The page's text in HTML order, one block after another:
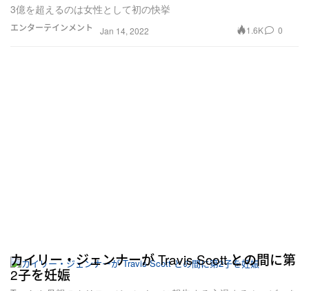
エンターテインメント
3億を超えるのは女性として初の快挙
Jan 14, 2022 1.6K 0
カイリー・ジェンナーが Travis Scott との間に第
2子を妊娠